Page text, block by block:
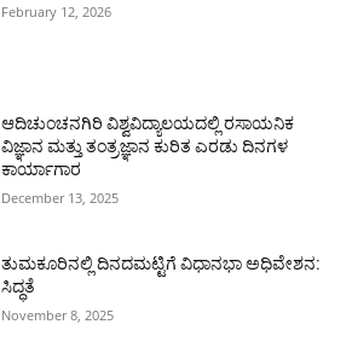
February 12, 2026
ಆದಿಚುಂಚನಗಿರಿ ವಿಶ್ವವಿದ್ಯಾಲಯದಲ್ಲಿ ರಸಾಯನಿಕ
ವಿಜ್ಞಾನ ಮತ್ತು ತಂತ್ರಜ್ಞಾನ ಕುರಿತ ಎರಡು ದಿನಗಳ
ಕಾರ್ಯಾಗಾರ
December 13, 2025
ತುಮಕೂರಿನಲ್ಲಿ ದಿನದಮಟ್ಟಿಗೆ ವಿಧಾನಭಾ ಅಧಿವೇಶನ:
ಸಿದ್ಧತೆ
November 8, 2025